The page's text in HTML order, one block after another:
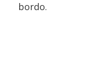
bordo.